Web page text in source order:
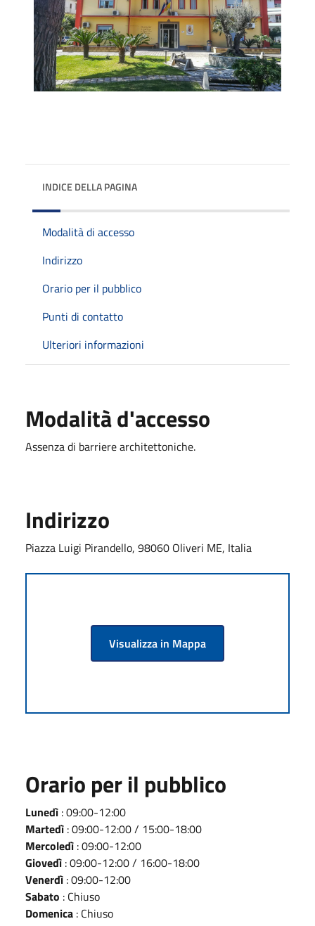
INDICE DELLA PAGINA
Modalità di accesso
Indirizzo
Orario per il pubblico
Punti di contatto
Ulteriori informazioni
Modalità d'accesso
Assenza di barriere architettoniche.
Indirizzo
Piazza Luigi Pirandello, 98060 Oliveri ME, Italia
Visualizza in Mappa
Orario per il pubblico
Lunedì : 09:00-12:00
Martedì : 09:00-12:00 / 15:00-18:00
Mercoledì : 09:00-12:00
Giovedì : 09:00-12:00 / 16:00-18:00
Venerdì : 09:00-12:00
Sabato : Chiuso
Domenica : Chiuso